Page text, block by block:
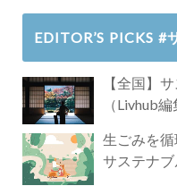
EDITOR’S PICKS #
【全国】
（Livhub
生ごみを
サステナ